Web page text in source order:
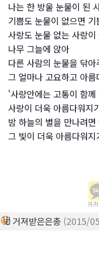
나는 한 방울 눈물이 된
기쁨도 눈물이 없으면
사랑도 눈물 없는 사랑
나무 그늘에 앉아
다른 사람의 눈물을 닦
그 얼마나 고요하고 아름
'사랑안에는 고통이 함께
사랑이 더욱 아름다워지
밤 하늘의 별을 만나려
그 빛이 더욱 아름다워
거져받은은총 (2015/